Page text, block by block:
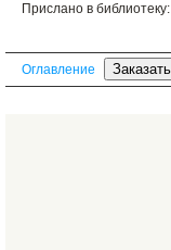
Прислано в библиотеку:
Оглавление